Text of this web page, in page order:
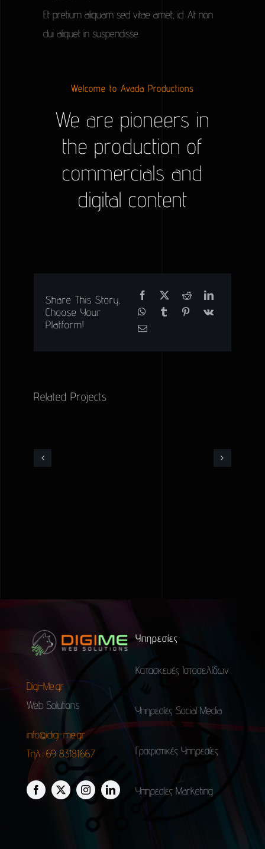
Et pretium aliquam sed vitae amet, id. At non
dui aliquet in suspendisse.
Welcome to Avada Productions
We are pioneers in
the production of
commercials and
digital content
Share This Story,
Choose Your
Platform!
Related Projects
Digi-Me.gr
Web Solutions
info@digi-me.gr
Τηλ.: 69 83181667
Υπηρεσίες
Κατασκευές Ιστοσελίδων
Υπηρεσίες Social Media
Γραφιστικές Υπηρεσίες
Υπηρεσίες Marketing